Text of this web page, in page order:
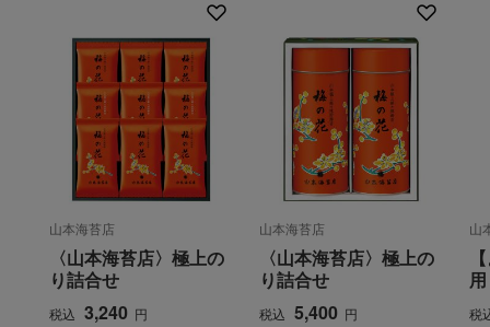
山本海苔店
〈山本海苔店〉極上の
り詰合せ
税込 3,240 円
山本海苔店
〈山本海苔店〉極上の
り詰合せ
税込 5,400 円
山
税